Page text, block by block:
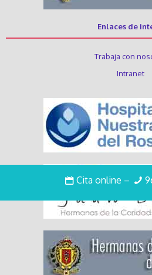
Cita online –
Enlaces de
Trabaja con
Intranet